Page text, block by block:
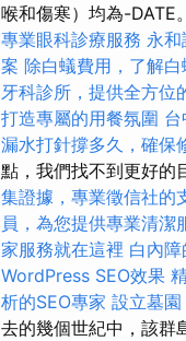
喉和傷寒）均為-DATE
專業眼科診療服務 永
案 除白蟻費用，了解
牙科診所，提供全方位
打造專屬的用餐氛圍
漏水打針撐多久，確保
點，我們找不到更好的
集證據，專業徵信社的
員，為您提供專業清潔
家服務就在這裡 白內
WordPress SEO效果
析的SEO專家 設立墓
去的幾個世紀中，該群